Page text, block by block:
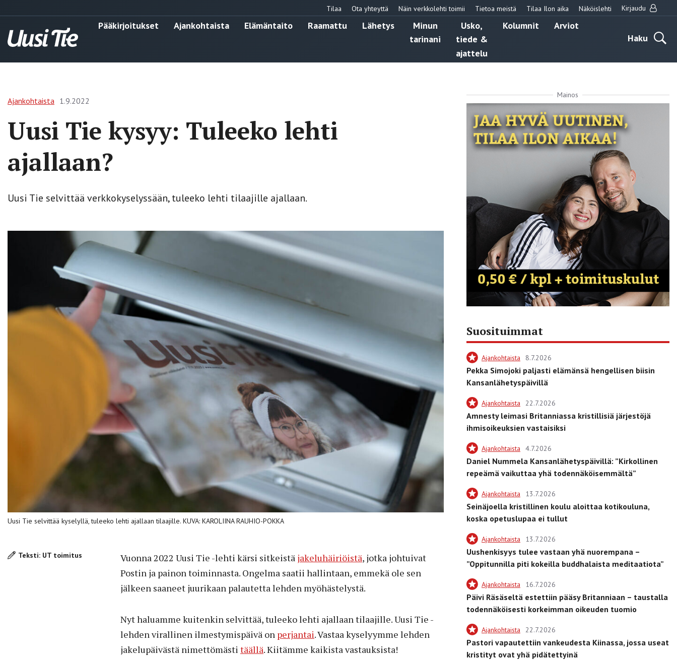
Tilaa Ota yhteyttä Näin verkkolehti toimii Tietoa meistä Tilaa Ilon aika Näköislehti Kirjaudu
Pääkirjoitukset Ajankohtaista Elämäntaito Raamattu Lähetys
Minun
tarinani
Usko,
tiede &
ajattelu
Kolumnit
Arviot
Haku
Ajankohtaista 1.9.2022
Uusi Tie kysyy: Tuleeko lehti
ajallaan?
Uusi Tie selvittää verkkokyselyssään, tuleeko lehti tilaajille ajallaan.
Uusi Tie selvittää kyselyllä, tuleeko lehti ajallaan tilaajille. KUVA: KAROLIINA RAUHIO-POKKA
Teksti: UT toimitus Vuonna 2022 Uusi Tie -lehti kärsi sitkeistä jakeluhäiriöistä, jotka johtuivat
Postin ja painon toiminnasta. Ongelma saatii hallintaan, emmekä ole sen
jälkeen saaneet juurikaan palautetta lehden myöhästelystä.
Nyt haluamme kuitenkin selvittää, tuleeko lehti ajallaan tilaajille. Uusi Tie -
lehden virallinen ilmestymispäivä on perjantai. Vastaa kyselyymme lehden
jakelupäivästä nimettömästi täällä. Kiitämme kaikista vastauksista!
Mainos
Suosituimmat
Ajankohtaista 8.7.2026
Pekka Simojoki paljasti elämänsä hengellisen biisin
Kansanlähetyspäivillä
Ajankohtaista 22.7.2026
Amnesty leimasi Britanniassa kristillisiä järjestöjä
ihmisoikeuksien vastaisiksi
Ajankohtaista 4.7.2026
Daniel Nummela Kansanlähetyspäivillä: ”Kirkollinen
repeämä vaikuttaa yhä todennäköisemmältä”
Ajankohtaista 13.7.2026
Seinäjoella kristillinen koulu aloittaa kotikouluna,
koska opetuslupaa ei tullut
Ajankohtaista 13.7.2026
Uushenkisyys tulee vastaan yhä nuorempana –
”Oppitunnilla piti kokeilla buddhalaista meditaatiota”
Ajankohtaista 16.7.2026
Päivi Räsäseltä estettiin pääsy Britanniaan – taustalla
todennäköisesti korkeimman oikeuden tuomio
Ajankohtaista 22.7.2026
Pastori vapautettiin vankeudesta Kiinassa, jossa useat
kristityt ovat yhä pidätettyinä